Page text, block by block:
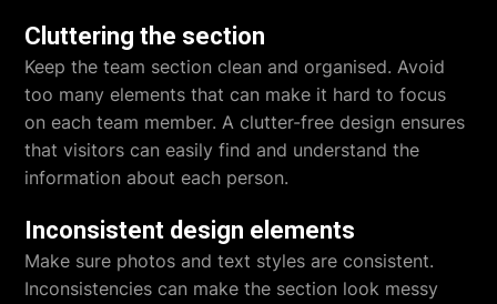
Cluttering the section
Keep the team section clean and organised. Avoid
too many elements that can make it hard to focus
on each team member. A clutter-free design ensures
that visitors can easily find and understand the
information about each person.
Inconsistent design elements
Make sure photos and text styles are consistent.
Inconsistencies can make the section look messy